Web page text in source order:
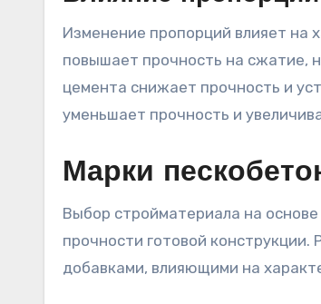
Изменение пропорций влияет на
повышает прочность на сжатие,
цемента снижает прочность и
уменьшает прочность и
Марки
Выбор стройматериала на
прочности готовой
добавками, влияющими на